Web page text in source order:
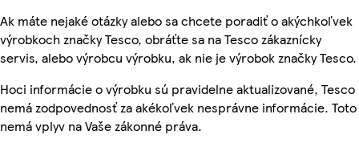
Ak máte nejaké otázky alebo sa chcete poradiť o akýchkoľvek
výrobkoch značky Tesco, obráťte sa na Tesco zákaznícky
servis, alebo výrobcu výrobku, ak nie je výrobok značky Tesco.
Hoci informácie o výrobku sú pravidelne aktualizované, Tesco
nemá zodpovednosť za akékoľvek nesprávne informácie. Toto
nemá vplyv na Vaše zákonné práva.